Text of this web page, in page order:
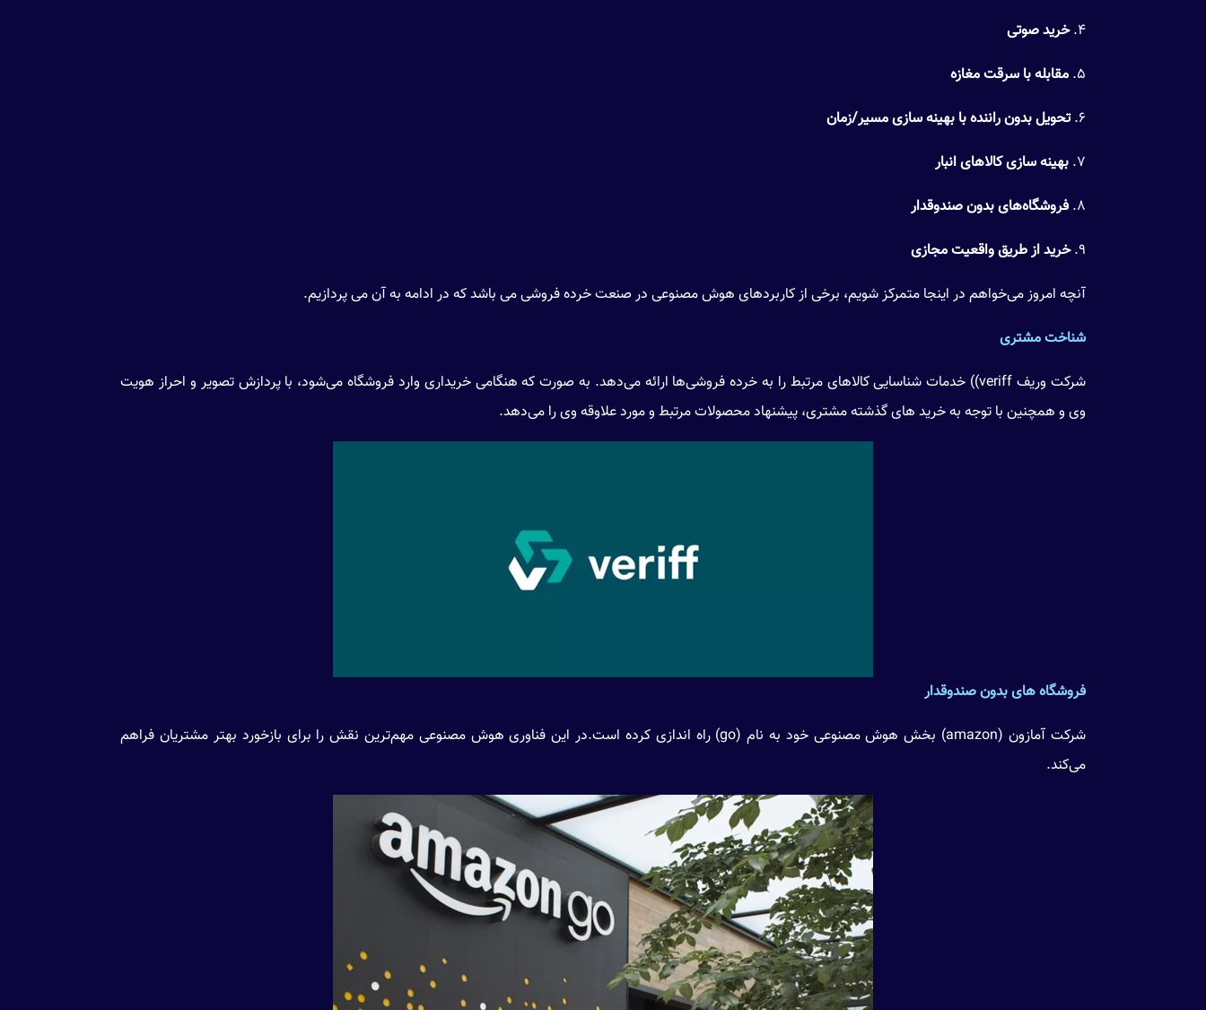
۴. خرید صوتی
۵. مقابله با سرقت مغازه
۶. تحویل بدون راننده با بهینه سازی مسیر/زمان
۷. بهینه سازی کالاهای انبار
۸. فروشگاه‌های بدون صندوقدار
۹. خرید از طریق واقعیت مجازی
آنچه امروز می‌خواهم در اینجا متمرکز شویم، برخی از کاربردهای هوش مصنوعی در صنعت خرده فروشی می باشد که در ادامه به آن می پردازیم.
شناخت مشتری
شرکت وریف veriff)) خدمات شناسایی کالاهای مرتبط را به خرده فروشی‌ها ارائه می‌دهد. به صورت که هنگامی خریداری وارد فروشگاه می‌شود، با پردازش تصویر و احراز هویت
وی و همچنین با توجه به خرید های گذشته مشتری، پیشنهاد محصولات مرتبط و مورد علاوقه وی را می‌دهد.
فروشگاه های بدون صندوقدار
شرکت آمازون (amazon) بخش هوش مصنوعی خود به نام (go) راه اندازی کرده است.در این فناوری هوش مصنوعی مهم‌ترین نقش را برای بازخورد بهتر مشتریان فراهم
می‌کند.